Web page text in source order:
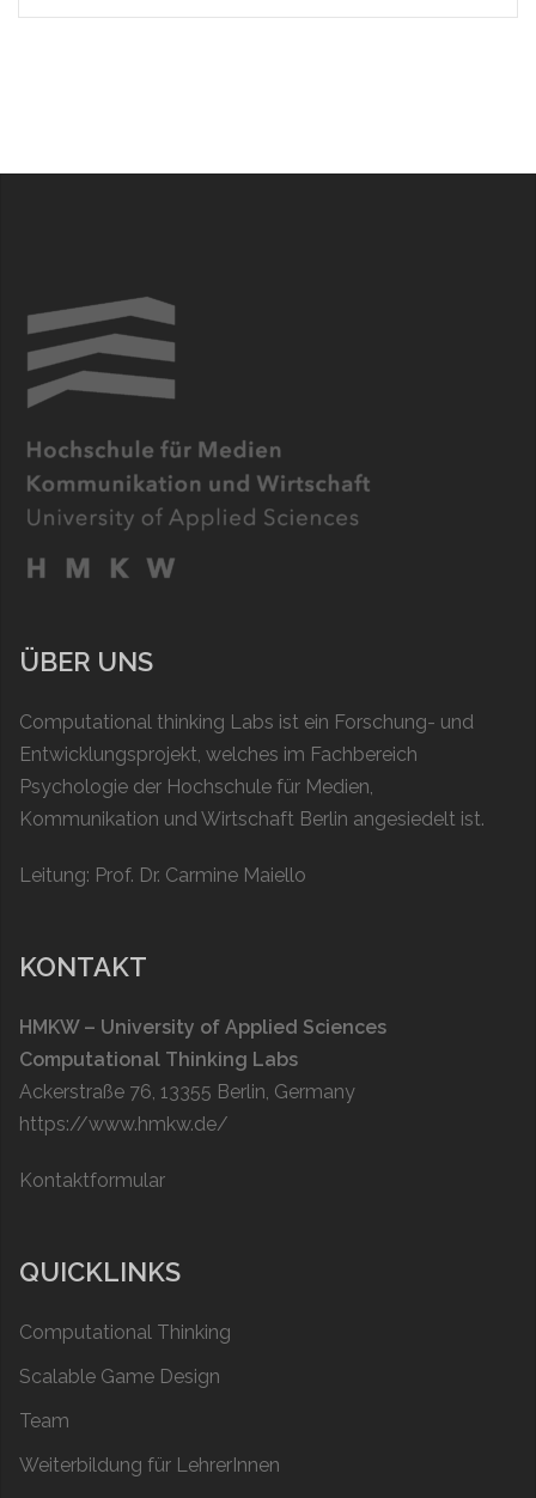
ÜBER UNS
Computational thinking Labs ist ein Forschung- und
Entwicklungsprojekt, welches im Fachbereich
Psychologie der Hochschule für Medien,
Kommunikation und Wirtschaft Berlin angesiedelt ist.
Leitung: Prof. Dr. Carmine Maiello
KONTAKT
HMKW – University of Applied Sciences
Computational Thinking Labs
Ackerstraße 76, 13355 Berlin, Germany
https://www.hmkw.de/
Kontaktformular
QUICKLINKS
Computational Thinking
Scalable Game Design
Team
Weiterbildung für LehrerInnen